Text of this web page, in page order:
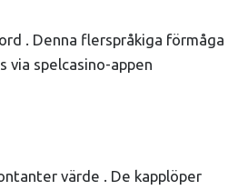
. Denna flerspråkiga förmåga
via spelcasino-appen
värde . De kapplöper